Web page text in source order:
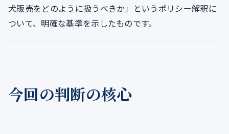
犬販売をどのように扱うべきか」というポリシー解釈に
ついて、明確な基準を示したものです。
今回の判断の核心